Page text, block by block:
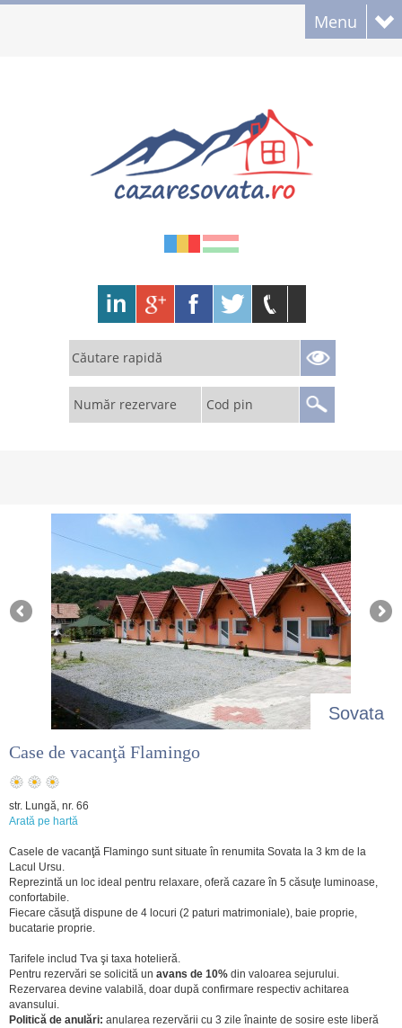
Menu
Căutare rapidă
Număr rezervare Cod pin
Sovata
Case de vacanţă Flamingo
str. Lungă, nr. 66
Arată pe hartă
Casele de vacanţă Flamingo sunt situate în renumita Sovata la 3 km de la
Lacul Ursu.
Reprezintă un loc ideal pentru relaxare, oferă cazare în 5 căsuţe luminoase,
confortabile.
Fiecare căsuţă dispune de 4 locuri (2 paturi matrimoniale), baie proprie,
bucatarie proprie.
Tarifele includ Tva şi taxa hotelieră.
Pentru rezervări se solicită un avans de 10% din valoarea sejurului.
Rezervarea devine valabilă, doar după confirmare respectiv achitarea
avansului.
Politică de anulări: anularea rezervării cu 3 zile înainte de sosire este liberă